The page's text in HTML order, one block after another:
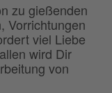
zu gießenden
Vorrichtungen
viel Liebe
wird Dir
von